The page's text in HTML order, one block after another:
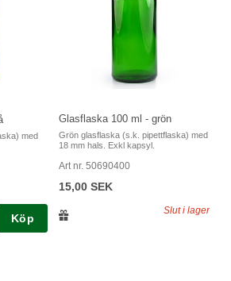
med
Köp
Glasflaska 100 ml - grön
Grön glasflaska (s.k. pipettflaska) med
18 mm hals. Exkl kapsyl.
Art nr. 50690400
15,00 SEK
Slut i lager